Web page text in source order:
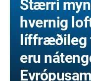
Stærri
hvernig
líffræðileg
eru